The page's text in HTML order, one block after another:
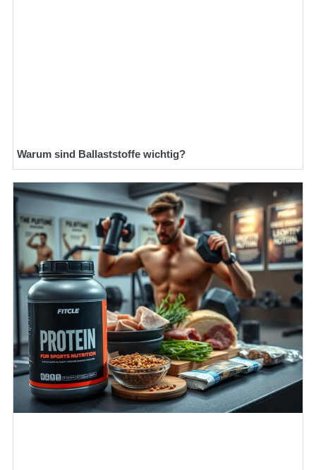
Warum sind Ballaststoffe wichtig?